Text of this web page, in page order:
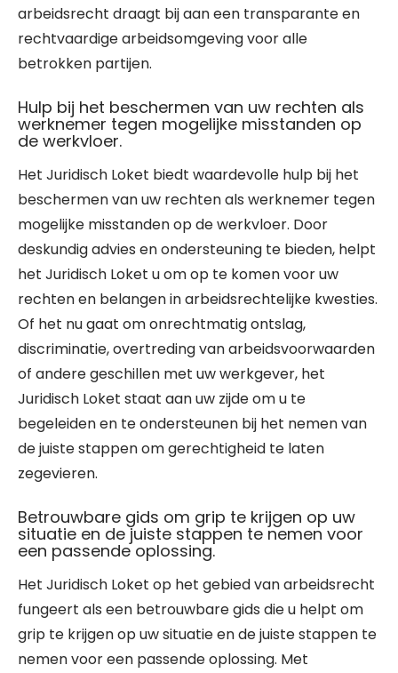
arbeidsrecht draagt bij aan een transparante en
rechtvaardige arbeidsomgeving voor alle
betrokken partijen.
Hulp bij het beschermen van uw rechten als
werknemer tegen mogelijke misstanden op
de werkvloer.
Het Juridisch Loket biedt waardevolle hulp bij het
beschermen van uw rechten als werknemer tegen
mogelijke misstanden op de werkvloer. Door
deskundig advies en ondersteuning te bieden, helpt
het Juridisch Loket u om op te komen voor uw
rechten en belangen in arbeidsrechtelijke kwesties.
Of het nu gaat om onrechtmatig ontslag,
discriminatie, overtreding van arbeidsvoorwaarden
of andere geschillen met uw werkgever, het
Juridisch Loket staat aan uw zijde om u te
begeleiden en te ondersteunen bij het nemen van
de juiste stappen om gerechtigheid te laten
zegevieren.
Betrouwbare gids om grip te krijgen op uw
situatie en de juiste stappen te nemen voor
een passende oplossing.
Het Juridisch Loket op het gebied van arbeidsrecht
fungeert als een betrouwbare gids die u helpt om
grip te krijgen op uw situatie en de juiste stappen te
nemen voor een passende oplossing. Met